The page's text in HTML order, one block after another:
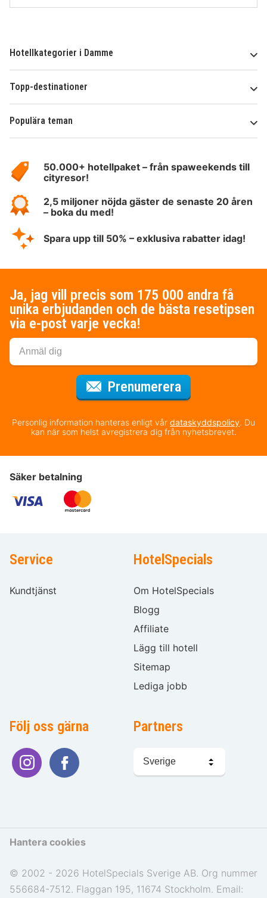
Hotellkategorier i Damme
Topp-destinationer
Populära teman
HotelSpecials50.000+ hotellpaket – från spaweekends till
cityresor!
2,5 miljoner nöjda gäster de senaste 20 åren
– boka du med!
Spara upp till 50% – exklusiva rabatter idag!
Ja, jag vill precis som 175 000 andra få
unika erbjudanden och de bästa resetipsen
via e-post varje vecka!
Prenumerera
Personlig information hanteras enligt vår dataskyddspolicy. Du
kan när som helst avregistrera dig från nyhetsbrevet.
Säker betalning
Service
Kundtjänst
HotelSpecials
Om HotelSpecials
Blogg
Affiliate
Lägg till hotell
Sitemap
Lediga jobb
Följ oss gärna Partners
språk
Hantera cookies
© 2002 - 2026 HotelSpecials Sverige AB. Org nummer
556684-7512. Flaggan 195, 11674 Stockholm. Email: